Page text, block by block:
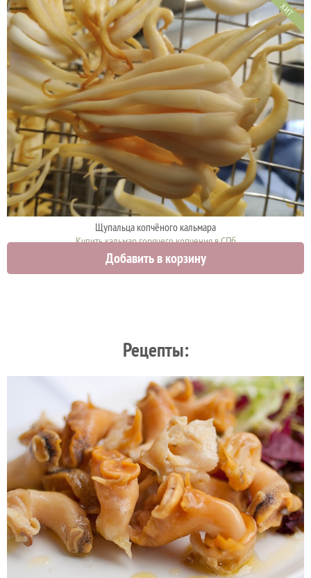
ХИТ
Щупальца копчёного кальмара
Купить кальмар горячего копчения в СПб
0 руб.
Добавить в корзину
Рецепты: